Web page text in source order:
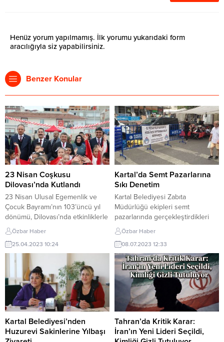
Henüz yorum yapılmamış. İlk yorumu yukarıdaki form
aracılığıyla siz yapabilirsiniz.
Benzer Konular
23 Nisan Coşkusu
Dilovası’nda Kutlandı
23 Nisan Ulusal Egemenlik ve
Çocuk Bayramı’nın 103’üncü yıl
dönümü, Dilovası’nda etkinliklerle
kutlandı. Şehit Nihat Karadaş
Stadında düzenlenen törene AK
Parti Kocaeli Milletvekili Cemil
Belediye Başkanı Hamza Şayir’in
yanı sıra siyasi partilerin ilçe
başkanları, kurum müdürleri,
belediye meclis üyeleri, mahalle
muhtarları, sivil toplum kuruluşları,
öğretmenler, öğrenciler...
Özbar Haber
25.04.2023 10:24
Kartal’da Semt Pazarlarına
Sıkı Denetim
Kartal Belediyesi Zabıta
Müdürlüğü ekipleri semt
pazarlarında gerçekleştirdikleri
yoğun denetimler sonucu
kurallara uymayan pazarcı
esnaflarının tezgâhlarını kapatıyor.
Hem denetimler hem de
vatandaşların şikâyetleri üzerine
ekipler eksik tartı, kusurlu ve
çürük ürün gibi yöntemlerle hileli
satış yapan esnafa karşı yoğun
denetimler gerçekleştiriyor.
Kartal’ın 20 farklı mahallesinde
haftanın belirli günlerinde kurulan
semt...
Özbar Haber
08.07.2023 12:33
Kartal Belediyesi’nden
Huzurevi Sakinlerine Yılbaşı
Tahran’da Kritik Karar:
İran’ın Yeni Lideri Seçildi,